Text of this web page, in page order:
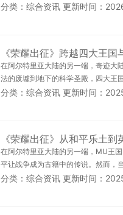
分类：综合资讯 更新时间：
《荣耀出征》跨越四大王
在阿尔特里亚大陆的另一端，奇迹大
法的废墟到地下的科学圣殿，四大王
分类：综合资讯 更新时间：
《荣耀出征》从和平乐土
在阿尔特里亚大陆的另一端，MU王
平让战争成为古籍中的传说。然而，
分类：综合资讯 更新时间：